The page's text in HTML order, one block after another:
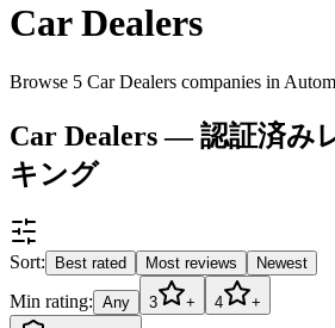
Car Dealers
Browse 5 Car Dealers companies in
Car Dealers — 認証済み
キング
Sort: Best rated Most reviews Newest
Min rating: Any 3 + 4 +